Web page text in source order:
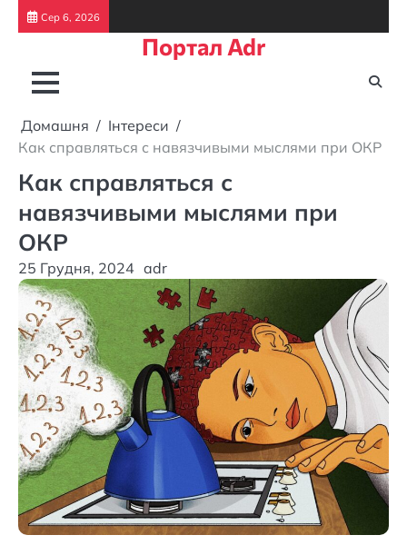
ПерейтиСер 6, 2026
Портал Adr
Домашня
Інтереси
Как справляться с навязчивыми мыслями при ОКР
Как справляться с
навязчивыми мыслями при
ОКР
25 Грудня, 2024 adr